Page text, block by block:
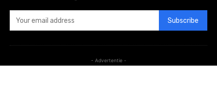
Subscribe
- Advertentie -